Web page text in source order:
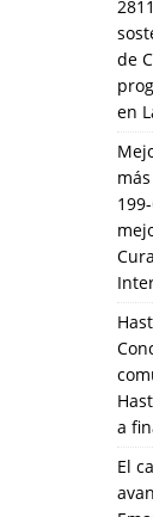
de
en
a
El